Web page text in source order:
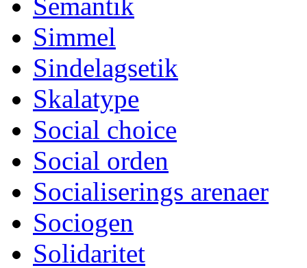
Simmel
Sindelagsetik
Skalatype
Social choice
Social orden
Socialiserings arenaer
Sociogen
Solidaritet